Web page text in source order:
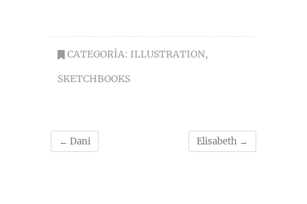
CATEGORÍA: ILLUSTRATION,
SKETCHBOOKS
← Dani Elisabeth →